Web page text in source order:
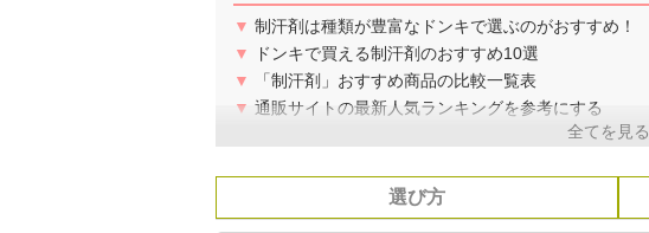
▼ 制汗剤は種類が豊富なドンキで選ぶのがおすすめ！
▼
ドンキで買える制汗剤のおすすめ10選
▼
「制汗剤」おすすめ商品の比較一覧表
▼ 通販サイトの最新人気ランキングを参考にする
全てを見る
選び方